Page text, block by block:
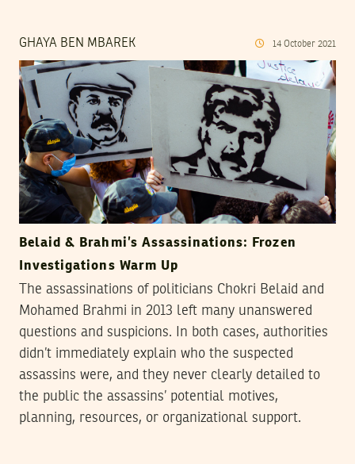
GHAYA BEN MBAREK 14 October 2021
Belaid & Brahmi’s Assassinations: Frozen
Investigations Warm Up
The assassinations of politicians Chokri Belaid and
Mohamed Brahmi in 2013 left many unanswered
questions and suspicions. In both cases, authorities
didn’t immediately explain who the suspected
assassins were, and they never clearly detailed to
the public the assassins’ potential motives,
planning, resources, or organizational support.